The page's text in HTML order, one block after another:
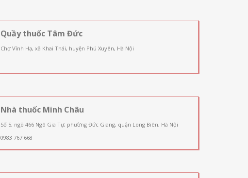
Quầy thuốc Tâm Đức
Chợ Vĩnh Hạ, xã Khai Thái, huyện Phú Xuyên, Hà Nội
Nhà thuốc Minh Châu
Số 5, ngõ 466 Ngô Gia Tự, phường Đức Giang, quận Long Biên, Hà Nội
0983 767 668